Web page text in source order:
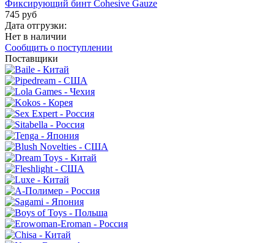
Фиксирующий бинт Cohesive Gauze
745 руб
Дата отгрузки:
Нет в наличии
Сообщить о поступлении
Поставщики